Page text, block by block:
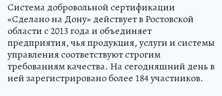
Система добровольной сертификации
«Сделано на Дону» действует в Ростовской
области с 2013 года и объединяет
предприятия, чья продукция, услуги и системы
управления соответствуют строгим
требованиям качества. На сегодняшний день в
ней зарегистрировано более 184 участников.